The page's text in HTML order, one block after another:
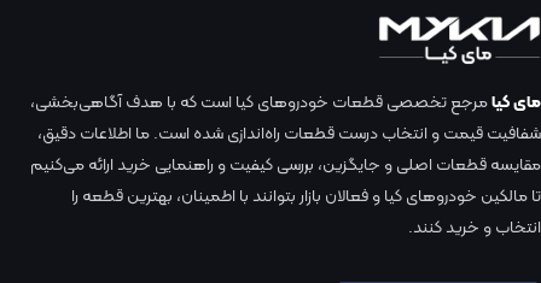
مای کیامرجع تخصصی قطعات خودروهای کیا است که با هدف آگاهی‌بخشی،
شفافیت قیمت و انتخاب درست قطعات راه‌اندازی شده است. ما اطلاعات دقیق،
مقایسه قطعات اصلی و جایگزین، بررسی کیفیت و راهنمایی خرید ارائه می‌کنیم
تا مالکین خودروهای کیا و فعالان بازار بتوانند با اطمینان، بهترین قطعه را
انتخاب و خرید کنند.